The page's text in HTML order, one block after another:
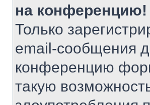
на конференцию!
Только
email-сообщения
конференцию
такую